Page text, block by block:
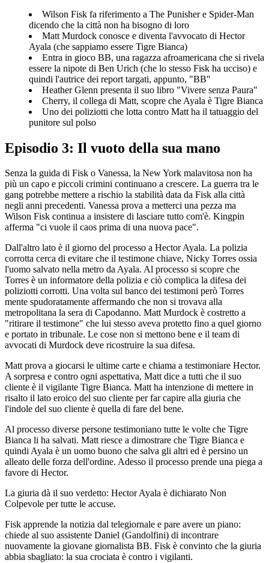
Wilson Fisk fa riferimento a The Punisher e Spider-Man
dicendo che la città non ha bisogno di loro
Matt Murdock conosce e diventa l'avvocato di Hector
Ayala (che sappiamo essere Tigre Bianca)
Entra in gioco BB, una ragazza afroamericana che si rivela
essere la nipote di Ben Urich (che lo stesso Fisk ha ucciso) e
quindi l'autrice dei report targati, appunto, "BB"
Heather Glenn presenta il suo libro "Vivere senza Paura"
Cherry, il collega di Matt, scopre che Ayala è Tigre Bianca
Uno dei poliziotti che lotta contro Matt ha il tatuaggio del
punitore sul polso
Episodio 3: Il vuoto della sua mano
Senza la guida di Fisk o Vanessa, la New York malavitosa non ha
più un capo e piccoli crimini continuano a crescere. La guerra tra le
gang potrebbe mettere a rischio la stabilità data da Fisk alla città
negli anni precedenti. Vanessa prova a metterci una pezza ma
Wilson Fisk continua a insistere di lasciare tutto com'è. Kingpin
afferma "ci vuole il caos prima di una nuova pace".
Dall'altro lato è il giorno del processo a Hector Ayala. La polizia
corrotta cerca di evitare che il testimone chiave, Nicky Torres ossia
l'uomo salvato nella metro da Ayala. Al processo si scopre che
Torres è un informatore della polizia e ciò complica la difesa dei
poliziotti corrotti. Una volta sul banco dei testimoni però Torres
mente spudoratamente affermando che non si trovava alla
metropolitana la sera di Capodanno. Matt Murdock è costretto a
"ritirare il testimone" che lui stesso aveva protetto fino a quel giorno
e portato in tribunale. Le cose non si mettono bene e il team di
avvocati di Murdock deve ricostruire la sua difesa.
Matt prova a giocarsi le ultime carte e chiama a testimoniare Hector.
A sorpresa e contro ogni aspettativa, Matt dice a tutti che il suo
cliente è il vigilante Tigre Bianca. Matt ha intenzione di mettere in
risalto il lato eroico del suo cliente per far capire alla giuria che
l'indole del suo cliente è quella di fare del bene.
Al processo diverse persone testimoniano tutte le volte che Tigre
Bianca li ha salvati. Matt riesce a dimostrare che Tigre Bianca e
quindi Ayala è un uomo buono che salva gli altri ed è persino un
alleato delle forza dell'ordine. Adesso il processo prende una piega a
favore di Hector.
La giuria dà il suo verdetto: Hector Ayala è dichiarato Non
Colpevole per tutte le accuse.
Fisk apprende la notizia dal telegiornale e pare avere un piano:
chiede al suo assistente Daniel (Gandolfini) di incontrare
nuovamente la giovane giornalista BB. Fisk è convinto che la giuria
abbia sbagliato: la sua crociata è contro i vigilanti.